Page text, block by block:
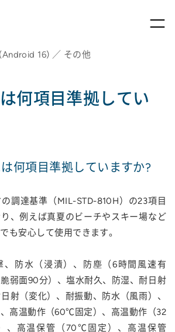
16) ／ その他
何項目準拠してい
何項目準拠していますか?
調達基準（MIL-STD-810H）の23項目
、例えば真夏のビーチやスキー場など
も安心して使用できます。
、防水（浸漬）、防塵（6時間風速有
弱面90分）、塩水耐久、防湿、耐日射
日射（変化）、耐振動、防水（風雨）、
高温動作（60℃固定）、高温動作（32
、高温保管（70℃固定）、高温保管